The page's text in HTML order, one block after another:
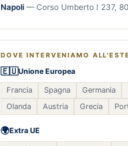
Napoli — Corso Umberto I 237,
DOVE INTERVENIAMO
🇪🇺Unione Europea
Francia Spagna Germania
Olanda
Austria Grecia
🌍Extra UE